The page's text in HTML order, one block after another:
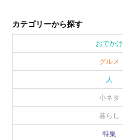
カテゴリーから探す
おでかけ
グルメ
人
小ネタ
暮らし
特集